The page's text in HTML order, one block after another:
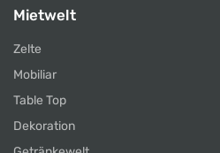
Mietwelt
Zelte
Mobiliar
Table Top
Dekoration